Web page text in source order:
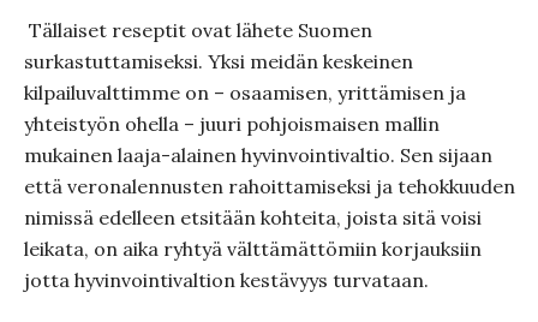
Tällaiset reseptit ovat lähete Suomen
surkastuttamiseksi. Yksi meidän keskeinen
kilpailuvalttimme on – osaamisen, yrittämisen ja
yhteistyön ohella – juuri pohjoismaisen mallin
mukainen laaja-alainen hyvin­vointivaltio. Sen sijaan
että veronalennusten ra­hoittamiseksi ja tehokkuuden
nimissä edelleen etsitään kohteita, joista sitä voisi
leikata, on aika ryhtyä välttämättömiin kor­jauksiin
jotta hyvinvointivaltion kestävyys turvataan.